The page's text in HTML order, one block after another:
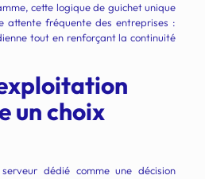
cette logique de guichet unique
attente fréquente des entreprises :
tout en renforçant la continuité
un choix
dédié comme une décision